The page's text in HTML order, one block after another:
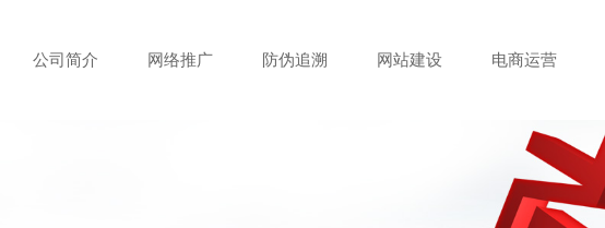
公司简介 网络推广 防伪追溯 网站建设 电商运营